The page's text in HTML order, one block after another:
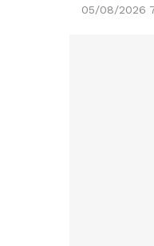
05/08/2026